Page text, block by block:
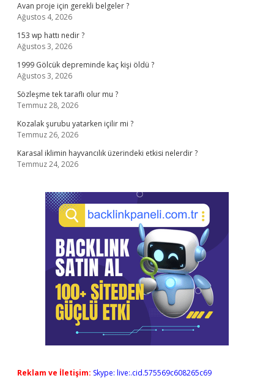
Avan proje için gerekli belgeler ?
Ağustos 4, 2026
153 wp hattı nedir ?
Ağustos 3, 2026
1999 Gölcük depreminde kaç kişi öldü ?
Ağustos 3, 2026
Sözleşme tek taraflı olur mu ?
Temmuz 28, 2026
Kozalak şurubu yatarken içilir mi ?
Temmuz 26, 2026
Karasal iklimin hayvancılık üzerindeki etkisi nelerdir ?
Temmuz 24, 2026
Reklam ve İletişim: Skype: live:.cid.575569c608265c69